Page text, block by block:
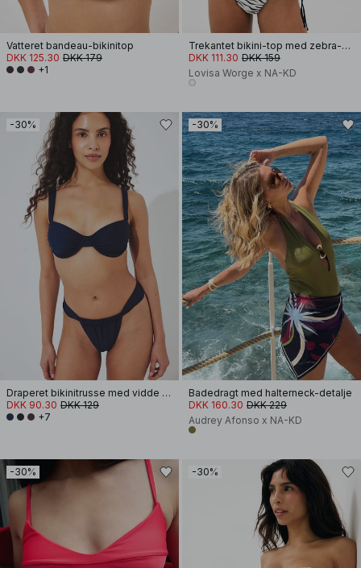
Vatteret bandeau-bikinitop
DKK 125.30 DKK 179
+1
Trekantet bikini-top med zebra-print
DKK 111.30 DKK 159
Lovisa Worge x NA-KD
-30%
Draperet bikinitrusse med vidde stropper
DKK 90.30 DKK 129
+7
-30%
Badedragt med halterneck-detalje
DKK 160.30 DKK 229
Audrey Afonso x NA-KD
-30% -30%